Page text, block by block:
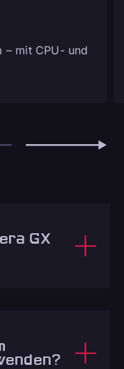
– mit CPU- und
GX